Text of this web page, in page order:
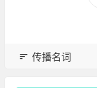
传播名词